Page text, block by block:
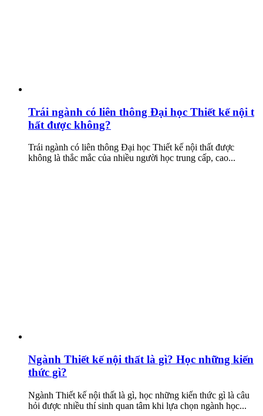
Trái ngành có liên thông Đại học Thiết kế nội t
hất được không?
Trái ngành có liên thông Đại học Thiết kế nội thất được
không là thắc mắc của nhiều người học trung cấp, cao...
Ngành Thiết kế nội thất là gì? Học những kiến
thức gì?
Ngành Thiết kế nội thất là gì, học những kiến thức gì là câu
hỏi được nhiều thí sinh quan tâm khi lựa chọn ngành học...